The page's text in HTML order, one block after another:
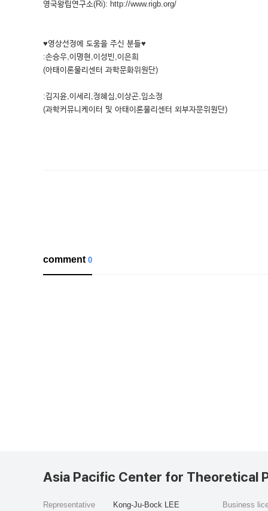
영국왕립연구소(Ri): http://www.rigb.org/
♥영상선정에 도움을 주신 분들♥
:손승우,이명현,이성빈,이은희
(아태이론물리센터 과학문화위원단)
:김지윤,이세리,정혜심,이상곤,임소정
(과학커뮤니케이터 및 아태이론물리센터 외부자문위원단)
comment0
Asia Pacific Center for Theoretical
Representative Kong-Ju-Bock LEE Business